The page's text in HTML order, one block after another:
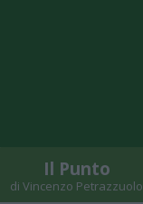
Il Punto
di Vincenzo Petrazzuolo